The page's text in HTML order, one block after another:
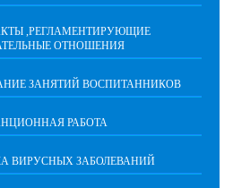
,РЕГЛАМЕНТИРУЮЩИЕ
ОТНОШЕНИЯ
ЗАНЯТИЙ ВОСПИТАННИКОВ
РАБОТА
ВИРУСНЫХ ЗАБОЛЕВАНИЙ